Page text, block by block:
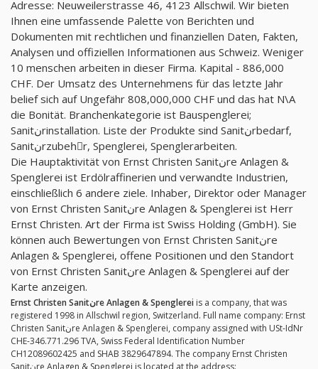
Adresse: Neuweilerstrasse 46, 4123 Allschwil. Wir bieten
Ihnen eine umfassende Palette von Berichten und
Dokumenten mit rechtlichen und finanziellen Daten, Fakten,
Analysen und offiziellen Informationen aus Schweiz. Weniger
10 menschen arbeiten in dieser Firma. Kapital - 886,000
CHF. Der Umsatz des Unternehmens für das letzte Jahr
belief sich auf Ungefähr 808,000,000 CHF und das hat N\A
die Bonität. Branchenkategorie ist Bauspenglerei;
Sanitنrinstallation. Liste der Produkte sind Sanitنrbedarf,
Sanitنrzubehِr, Spenglerei, Spenglerarbeiten.
Die Hauptaktivität von Ernst Christen Sanitنre Anlagen &
Spenglerei ist Erdölraffinerien und verwandte Industrien,
einschließlich 6 andere ziele. Inhaber, Direktor oder Manager
von Ernst Christen Sanitنre Anlagen & Spenglerei ist Herr
Ernst Christen. Art der Firma ist Swiss Holding (GmbH). Sie
können auch Bewertungen von Ernst Christen Sanitنre
Anlagen & Spenglerei, offene Positionen und den Standort
von Ernst Christen Sanitنre Anlagen & Spenglerei auf der
Karte anzeigen.
Ernst Christen Sanitنre Anlagen & Spenglerei is a company, that was
registered 1998 in Allschwil region, Switzerland. Full name company: Ernst
Christen Sanitنre Anlagen & Spenglerei, company assigned with USt-IdNr
CHE-346.771.296 TVA, Swiss Federal Identification Number
CH12089602425 and SHAB 3829647894. The company Ernst Christen